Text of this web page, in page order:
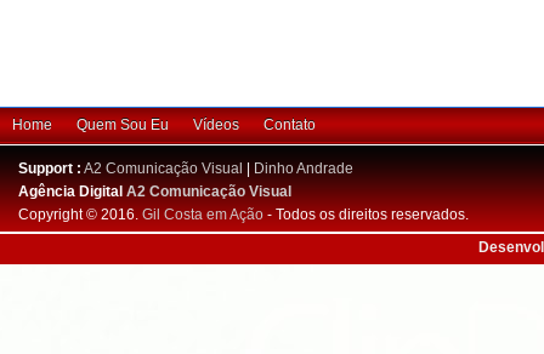
Home Quem Sou Eu Vídeos Contato
Support : A2 Comunicação Visual
Dinho Andrade
Agência DigitalA2 Comunicação Visual
Copyright © 2016. Gil Costa em Ação - Todos os direitos reservados.